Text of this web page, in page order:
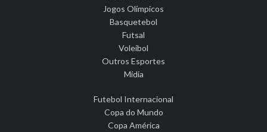
Jogos Olímpicos
Basquetebol
Futsal
Voleibol
Outros Esportes
Mídia
Futebol Internacional
Copa do Mundo
Copa América